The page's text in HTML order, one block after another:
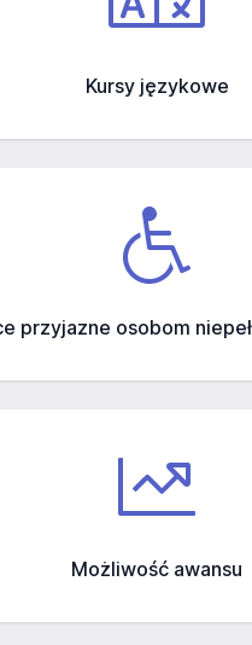
Kursy językowe
przyjazne osobom
Możliwość awansu